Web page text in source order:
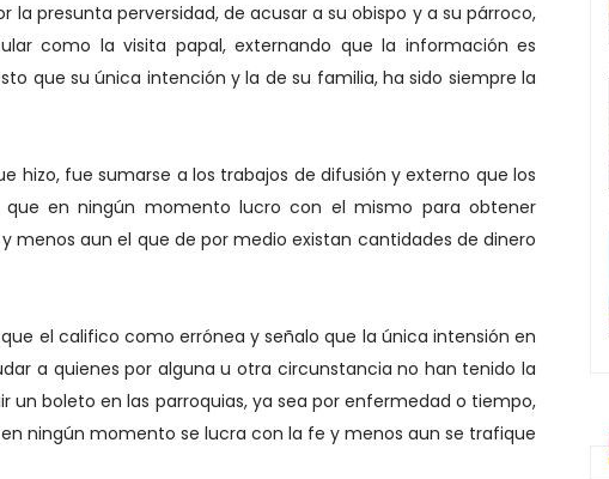
la presunta perversidad, de acusar a su obispo y a su párroco,
como la visita papal, externando que la información es
que su única intención y la de su familia, ha sido siempre la
hizo, fue sumarse a los trabajos de difusión y externo que los
en ningún momento lucro con el mismo para obtener
menos aun el que de por medio existan cantidades de dinero
el califico como errónea y señalo que la única intensión en
a quienes por alguna u otra circunstancia no han tenido la
un boleto en las parroquias, ya sea por enfermedad o tiempo,
ningún momento se lucra con la fe y menos aun se trafique